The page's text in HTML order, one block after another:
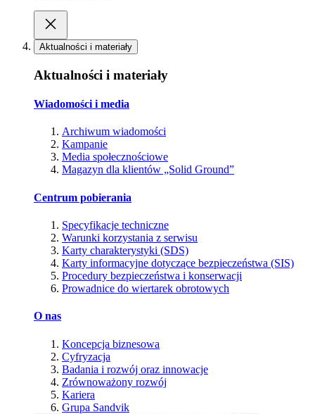
Aktualności i materiały
Aktualności i materiały
Wiadomości i media
Archiwum wiadomości
Kampanie
Media społecznościowe
Magazyn dla klientów „Solid Ground”
Centrum pobierania
Specyfikacje techniczne
Warunki korzystania z serwisu
Karty charakterystyki (SDS)
Karty informacyjne dotyczące bezpieczeństwa (SIS)
Procedury bezpieczeństwa i konserwacji
Prowadnice do wiertarek obrotowych
O nas
Koncepcja biznesowa
Cyfryzacja
Badania i rozwój oraz innowacje
Zrównoważony rozwój
Kariera
Grupa Sandvik